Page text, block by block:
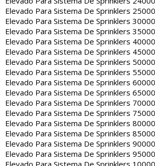
Elevado Para Sistema De Sprinklers
Elevado Para Sistema De Sprinklers
Elevado Para Sistema De Sprinklers
Elevado Para Sistema De Sprinklers
Elevado Para Sistema De Sprinklers
Elevado Para Sistema De Sprinklers
Elevado Para Sistema De Sprinklers
Elevado Para Sistema De Sprinklers
Elevado Para Sistema De Sprinklers
Elevado Para Sistema De Sprinklers
Elevado Para Sistema De Sprinklers
Elevado Para Sistema De Sprinklers
Elevado Para Sistema De Sprinklers
Elevado Para Sistema De Sprinklers
Elevado Para Sistema De Sprinklers